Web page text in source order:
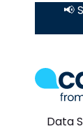
📢
Data